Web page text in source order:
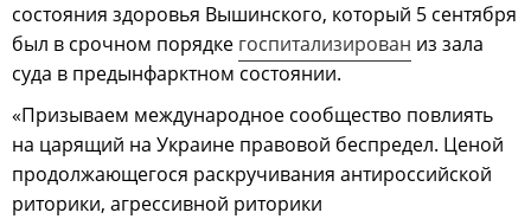
состояния здоровья Вышинского, который 5 сентября
был в срочном порядке госпитализирован из зала
суда в предынфарктном состоянии.
«Призываем международное сообщество повлиять
на царящий на Украине правовой беспредел. Ценой
продолжающегося раскручивания антироссийской
риторики, агрессивной риторики